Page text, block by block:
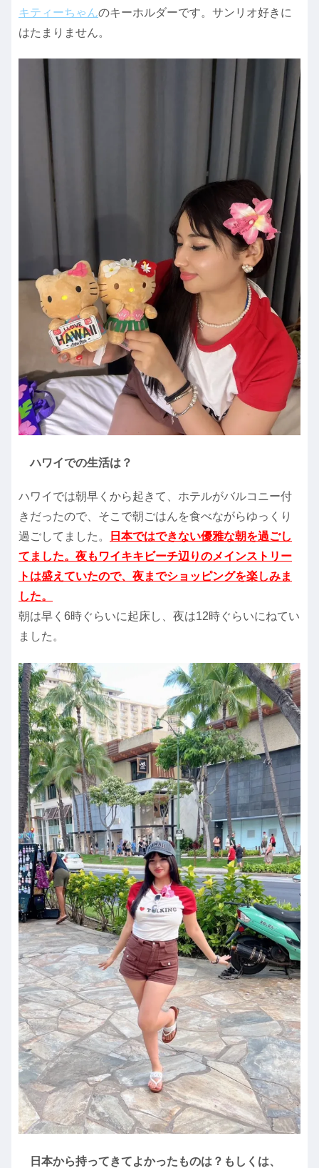
キティーちゃんのキーホルダーです。サンリオ好きに
はたまりません。
ハワイでの生活は？
ハワイでは朝早くから起きて、ホテルがバルコニー付
きだったので、そこで朝ごはんを食べながらゆっくり
過ごしてました。
日本ではできない優雅な朝を過ごし
てました。夜もワイキキビーチ辺りのメインストリー
トは盛えていたので、夜までショッピングを楽しみま
した。
朝は早く6時ぐらいに起床し、夜は12時ぐらいにねてい
ました。
日本から持ってきてよかったものは？もしくは、